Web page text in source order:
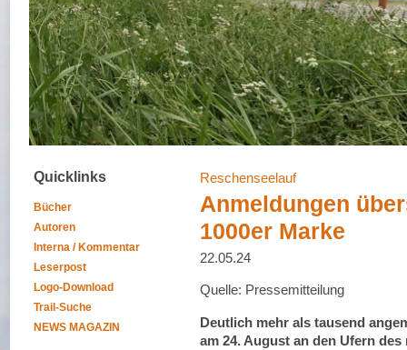
Quicklinks
Bücher
Autoren
Interna / Kommentar
Leserpost
Logo-Download
Trail-Suche
NEWS MAGAZIN
Reschenseelauf
Anmeldungen
1000er Marke
22.05.24
Quelle: Pressemitteilung
Deutlich mehr als tausend
am 24. August an den Ufern